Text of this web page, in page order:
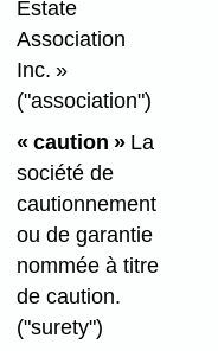
Estate
Association
Inc. »
("association")
« caution »La
société de
cautionnement
ou de garantie
nommée à titre
de caution.
("surety")